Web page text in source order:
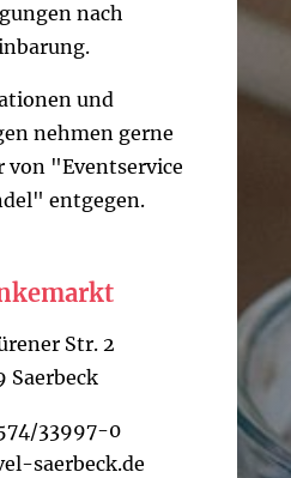
nach
und
nehmen gerne
von "Eventservice
entgegen.
Str. 2
Saerbeck
33997-0
saerbeck.de